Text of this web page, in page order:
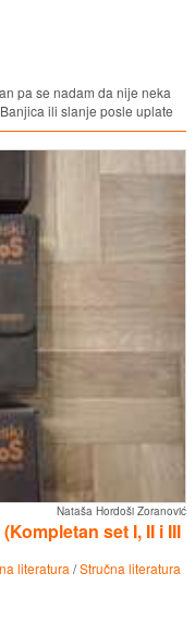
pa se nadam da nije neka
ili slanje posle uplate
Nataša Hordoši Zoranović
set I, II i III
literatura /Stručna literatura